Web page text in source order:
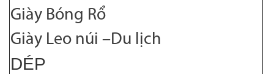
Giày Bóng Rổ
Giày Leo núi –Du lịch
DÉP